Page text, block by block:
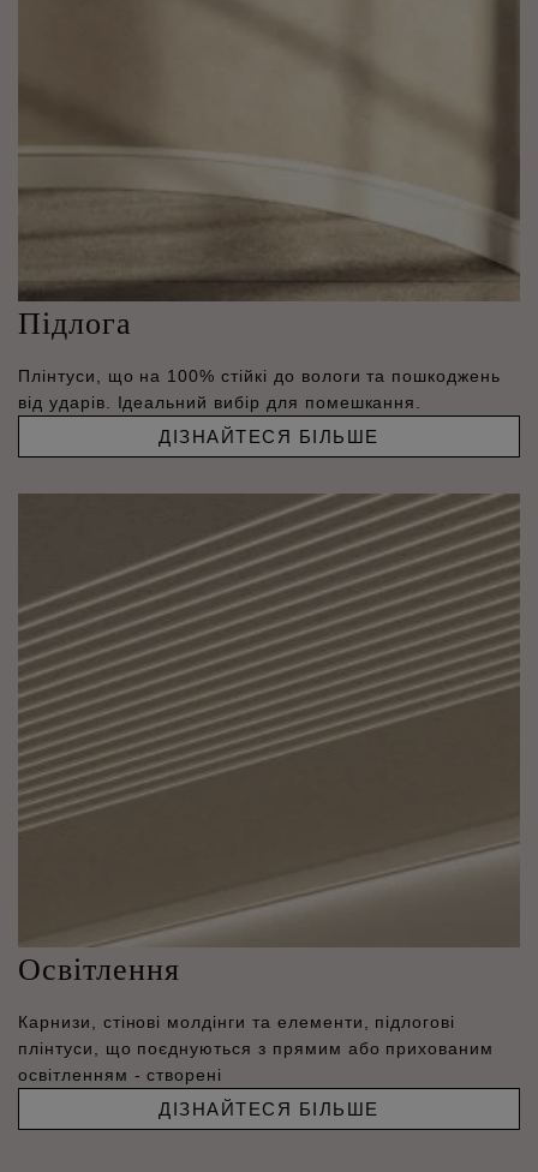
Підлога
Плінтуси, що на 100% стійкі до вологи та пошкоджень
від ударів. Ідеальний вибір для помешкання.
ДІЗНАЙТЕСЯ БІЛЬШЕ
Освітлення
Карнизи, стінові молдінги та елементи, підлогові
плінтуси, що поєднуються з прямим або прихованим
освітленням - створені
ДІЗНАЙТЕСЯ БІЛЬШЕ